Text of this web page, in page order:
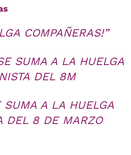
COMPAÑERAS!”
SUMA A LA HUELGA
DEL 8M
SUMA A LA HUELGA
DEL 8 DE MARZO